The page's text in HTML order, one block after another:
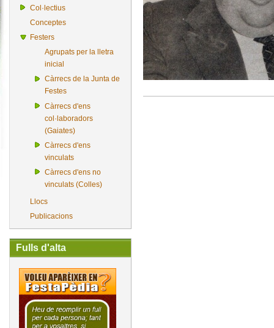
Col·lectius
Conceptes
Festers
Agrupats per la lletra
inicial
Càrrecs de la Junta de
Festes
Càrrecs d'ens
col·laboradors
(Gaiates)
Càrrecs d'ens
vinculats
Càrrecs d'ens no
vinculats (Colles)
Llocs
Publicacions
Fulls d'alta